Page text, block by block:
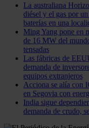
La australiana
diésel y el gas por
baterías en una
Ming Yang pone en
de 16 MW del
tensadas
Las fábricas de
demanda de
equipos extranjeros
Acciona se alía con
en Segovia con
India sigue
demanda de crudo,